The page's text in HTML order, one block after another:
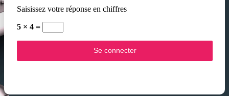
Saisissez votre réponse en chiffres
5 × 4 =